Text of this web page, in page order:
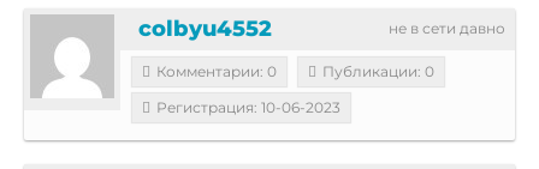
не в сети давно
colbyu4552
Комментарии: 0
Публикации: 0
Регистрация: 10-06-2023